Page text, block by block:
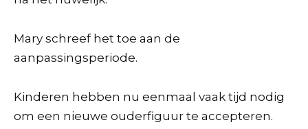
Mary schreef het toe aan de
aanpassingsperiode.
Kinderen hebben nu eenmaal vaak tijd nodig
om een nieuwe ouderfiguur te accepteren.